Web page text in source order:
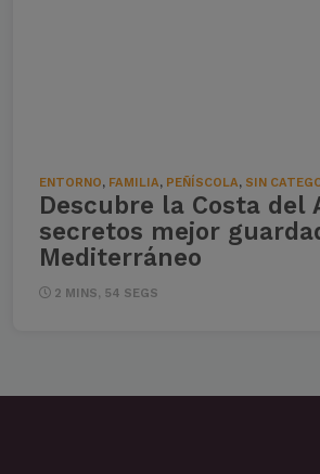
ENTORNO, FAMILIA, PEÑÍSCOLA, SIN
Descubre la Costa del
secretos mejor
Mediterráneo
2 MINS, 54 SEGS